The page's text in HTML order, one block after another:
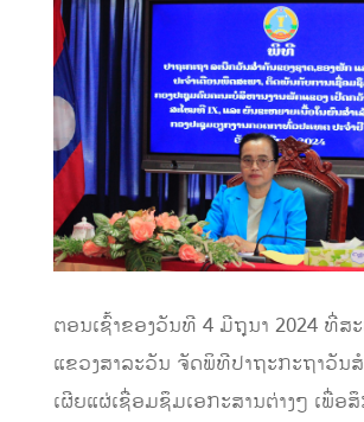
ຕອນເຊົ້າຂອງວັນທີ 4 ມີຖຸນາ 2024 ທີ່ສ
ແຂວງສາລະວັນ ຈັດພິທີປາຖະກະຖາວັນ
ເຜີຍແຜ່ເຊື່ອມຊຶມເອກະສານຕ່າງໆ ເພື່ອ